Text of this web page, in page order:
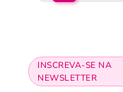
INSCREVA-SE NA
NEWSLETTER